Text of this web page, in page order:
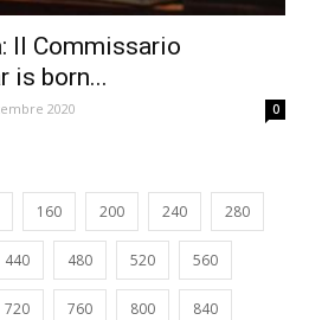
Il Commissario
is born...
2020 0
160 200 240 280
440 480 520 560
720 760 800 840